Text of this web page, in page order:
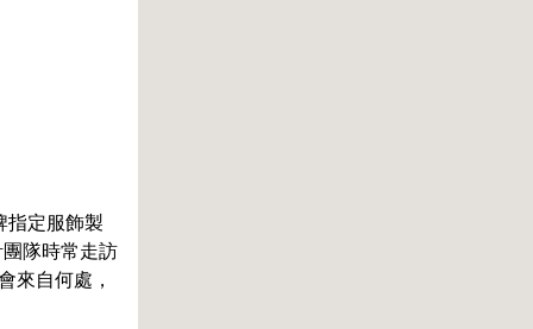
指定服飾製
隊時常走訪
來自何處，